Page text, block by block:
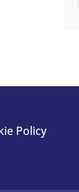
Policy